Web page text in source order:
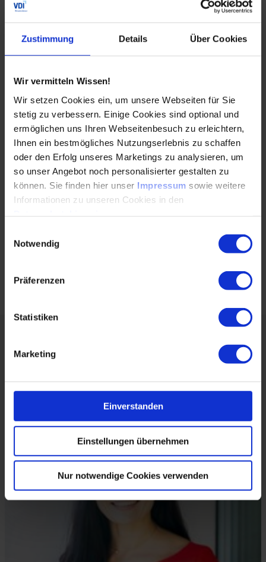
Zustimmung Details Über Cookies
Wir vermitteln Wissen!
Wir setzen Cookies ein, um unsere Webseiten für Sie
stetig zu verbessern. Einige Cookies sind optional und
ermöglichen uns Ihren Webseitenbesuch zu erleichtern,
Ihnen ein bestmögliches Nutzungserlebnis zu schaffen
oder den Erfolg unseres Marketings zu analysieren, um
so unser Angebot noch personalisierter gestalten zu
können. Sie finden hier unser Impressum sowie weitere
Informationen zu unseren Cookies in den
Notwendig
Präferenzen
Statistiken
Marketing
Einverstanden
Einstellungen übernehmen
Nur notwendige Cookies verwenden
standardisierte Produkt- und Prozesslogiken, etablierte
Nachweis- und Qualitätsroutinen sowie die
organisatorische Fähigkeit, internationale Lieferketten
Leere liefe, wenn er primär auf eine Ausweitung des
Anbieterfeldes setze. Beschleunigung entstünde nicht
dadurch, dass mehr Unternehmen theoretisch liefern
könnten, sondern dadurch, dass diejenigen Akteure
adressiert würden, die internationale
Wertschöpfungsketten operativ beherrschten und skalieren
könnten.
Zusammenfassend lässt sich festhalten, dass internationale
Wertschöpfungsketten einen Beitrag zur Beschleunigung
des Bauens leisten können, sofern sie auf Standardisierung,
Vorfertigung, integrierte Nachweisführung und klare
dieser Perspektive weniger durch rechtliche
Erleichterungen allein wirken, sondern dort, wo Liefer- und
Qualität und Dokumentation gleichzeitig zu liefern.